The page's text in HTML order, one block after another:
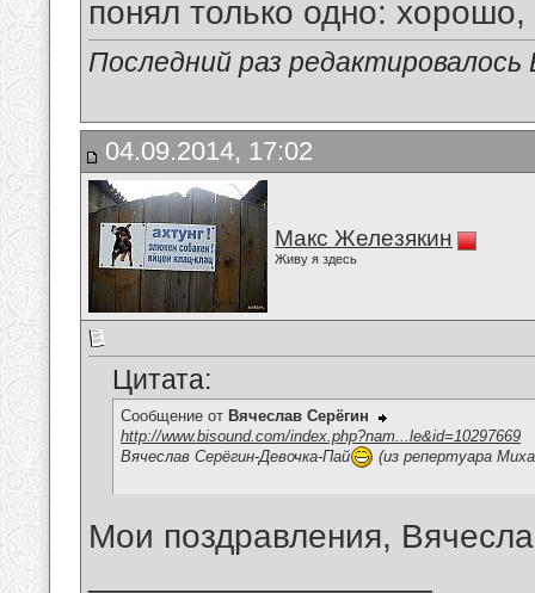
понял только одно:
Последний раз
04.09.2014, 17:02
Макс Железякин
Живу я здесь
Цитата:
Сообщение от Вячеслав Серёгин
http://www.bisound.com/index.php?nam...le&id=10297669
Вячеслав Серёгин-Девочка-Пай
(из репертуара
Мои поздравления,